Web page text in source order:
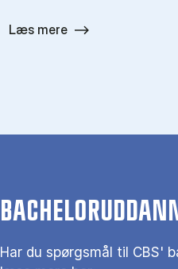
Læs mere
Har du spørgsmål til CBS'